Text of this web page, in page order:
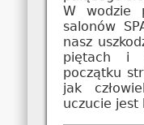
W wodzie
salonów
nasz
piętach i
początku
jak
uczucie jest